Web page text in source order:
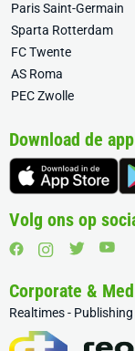
Paris Saint-Germain
Sparta Rotterdam
FC Twente
AS Roma
PEC Zwolle
Download de app
Volg ons op
Corporate &
Realtimes -